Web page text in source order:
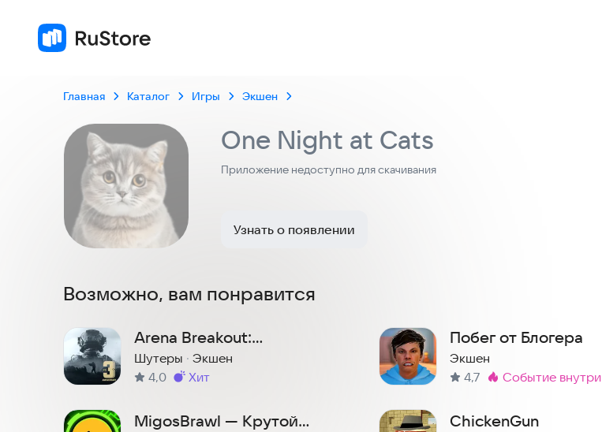
Главная Каталог Игры Экшен
One Night at Cats
Приложение недоступно для скачивания
Узнать о появлении
Возможно, вам понравится
Arena Breakout:
Тактический шутер
Шутеры · Экшен
4,0
Метка
хит
MigosBrawl — Крутой
Побег от Блогера
Экшен
4,7
Метка:
событие внутри
ChickenGun